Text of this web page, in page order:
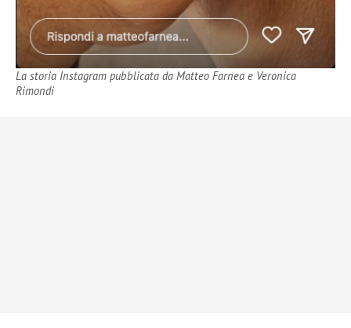
La storia Instagram pubblicata da Matteo Farnea e Veronica
Rimondi